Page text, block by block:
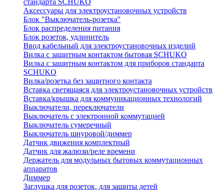
стандарта SCHUKO
Аксессуары для электроустановочных устройств
Блок "Выключатель-розетка"
Блок распределения питания
Блок розеток, удлинитель
Ввод кабельный для электроустановочных изделий
Вилка с защитным контактом бытовая SCHUKO
Вилка с защитным контактом для приборов стандарта
SCHUKO
Вилка/розетка без защитного контакта
Вставка светящаяся для электроустановочных устройств
Вставка/крышка для коммуникационных технологий
Выключатели, переключатели
Выключатель с электронной коммутацией
Выключатель сумеречный
Выключатель шнуровой/диммер
Датчик движения комплектный
Датчик для жалюзи/реле времени
Держатель для модульных бытовых коммутационных
аппаратов
Диммер
Заглушка для розеток, для защиты детей